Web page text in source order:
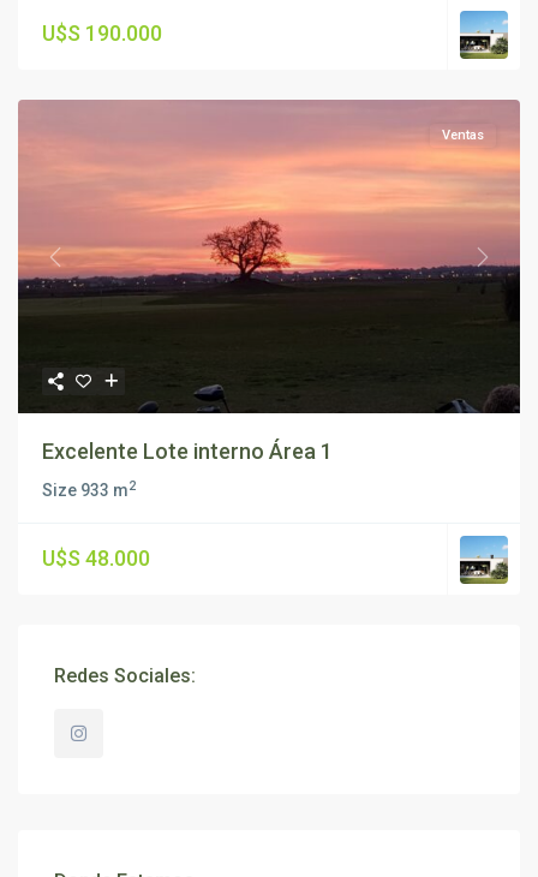
U$S 190.000
Previous Next
Ventas
Excelente Lote interno Área 1
Size 933 m2
U$S 48.000
Redes Sociales: